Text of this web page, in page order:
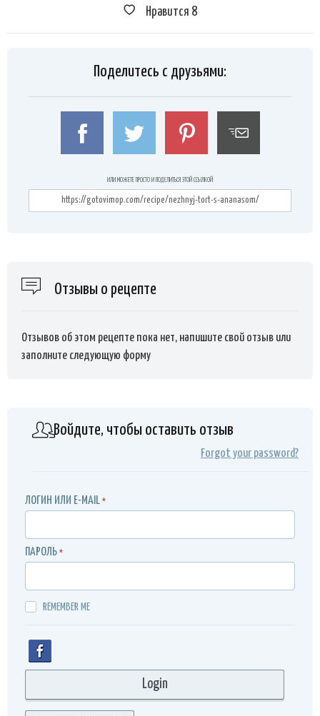
Нравится 8
Поделитесь с друзьями:
ИЛИ МОЖЕТЕ ПРОСТО И ПОДЕЛИТЬСЯ ЭТОЙ ССЫЛКОЙ
Отзывы о рецепте
Отзывов об этом рецепте пока нет, напишите свой отзыв или
заполните следующую форму
Войдите, чтобы оставить отзыв
Forgot your password?
ЛОГИН ИЛИ E-MAIL *
ПАРОЛЬ *
REMEMBER ME